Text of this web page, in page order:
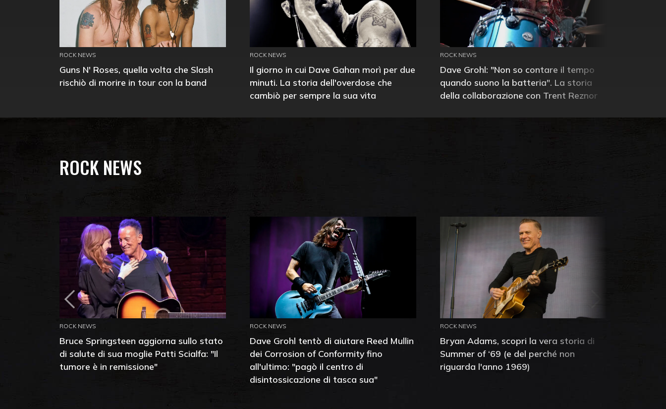
ROCK NEWS
Guns N' Roses, quella volta che Slash
rischiò di morire in tour con la band
ROCK NEWS
Il giorno in cui Dave Gahan morì per due
minuti. La storia dell'overdose che
cambiò per sempre la sua vita
ROCK NEWS
Dave Grohl: "Non so contare il tempo
quando suono la batteria". La storia
della collaborazione con Trent Reznor
ROCK NEWS
ROCK NEWS
Bruce Springsteen aggiorna sullo stato
di salute di sua moglie Patti Scialfa: "Il
tumore è in remissione"
ROCK NEWS
Dave Grohl tentò di aiutare Reed Mullin
dei Corrosion of Conformity fino
all'ultimo: "pagò il centro di
disintossicazione di tasca sua"
ROCK NEWS
Bryan Adams, scopri la vera storia di
Summer of ‘69 (e del perché non
riguarda l'anno 1969)